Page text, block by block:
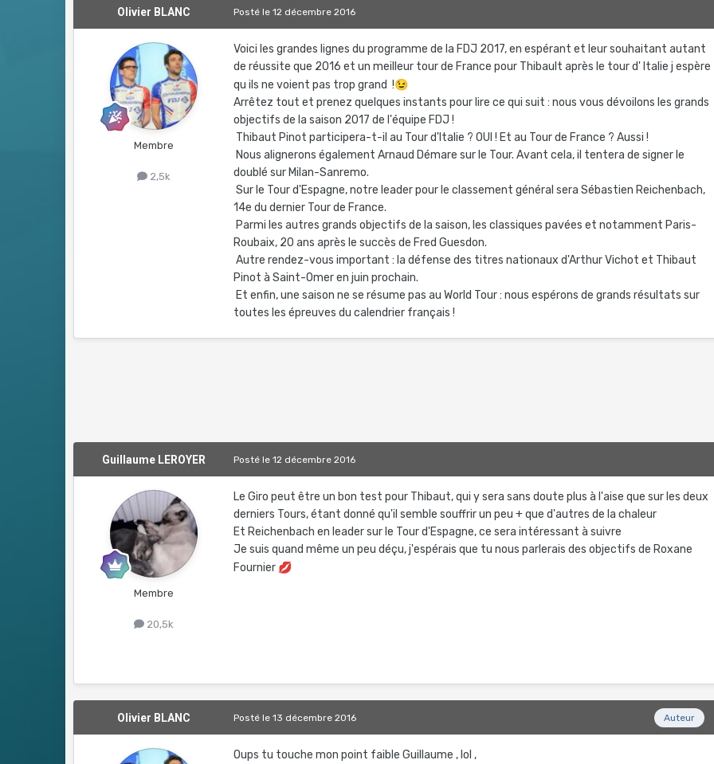
Olivier BLANC
Membre
2,5k
Postéle 12 décembre 2016
Voici les grandes lignes du programme de la FDJ 2017, en espérant et leur souhaitant autant
de réussite que 2016 et un meilleur tour de France pour Thibault après le tour d' Italie j espère
qu ils ne voient pas trop grand !😉
Arrêtez tout et prenez quelques instants pour lire ce qui suit : nous vous dévoilons les grands
objectifs de la saison 2017 de l'équipe FDJ !
Thibaut Pinot participera-t-il au Tour d'Italie ? OUI ! Et au Tour de France ? Aussi !
Nous alignerons également Arnaud Démare sur le Tour. Avant cela, il tentera de signer le
doublé sur Milan-Sanremo.
Sur le Tour d'Espagne, notre leader pour le classement général sera Sébastien Reichenbach,
14e du dernier Tour de France.
Parmi les autres grands objectifs de la saison, les classiques pavées et notamment Paris-
Roubaix, 20 ans après le succès de Fred Guesdon.
Autre rendez-vous important : la défense des titres nationaux d'Arthur Vichot et Thibaut
Pinot à Saint-Omer en juin prochain.
Et enfin, une saison ne se résume pas au World Tour : nous espérons de grands résultats sur
toutes les épreuves du calendrier français !
Guillaume LEROYER
Membre
20,5k
Postéle 12 décembre 2016
Le Giro peut être un bon test pour Thibaut, qui y sera sans doute plus à l'aise que sur les deux
derniers Tours, étant donné qu'il semble souffrir un peu + que d'autres de la chaleur
Et Reichenbach en leader sur le Tour d'Espagne, ce sera intéressant à suivre
Je suis quand même un peu déçu, j'espérais que tu nous parlerais des objectifs de Roxane
Fournier 💋
Olivier BLANC Auteur
Postéle 13 décembre 2016
Oups tu touche mon point faible Guillaume , lol ,